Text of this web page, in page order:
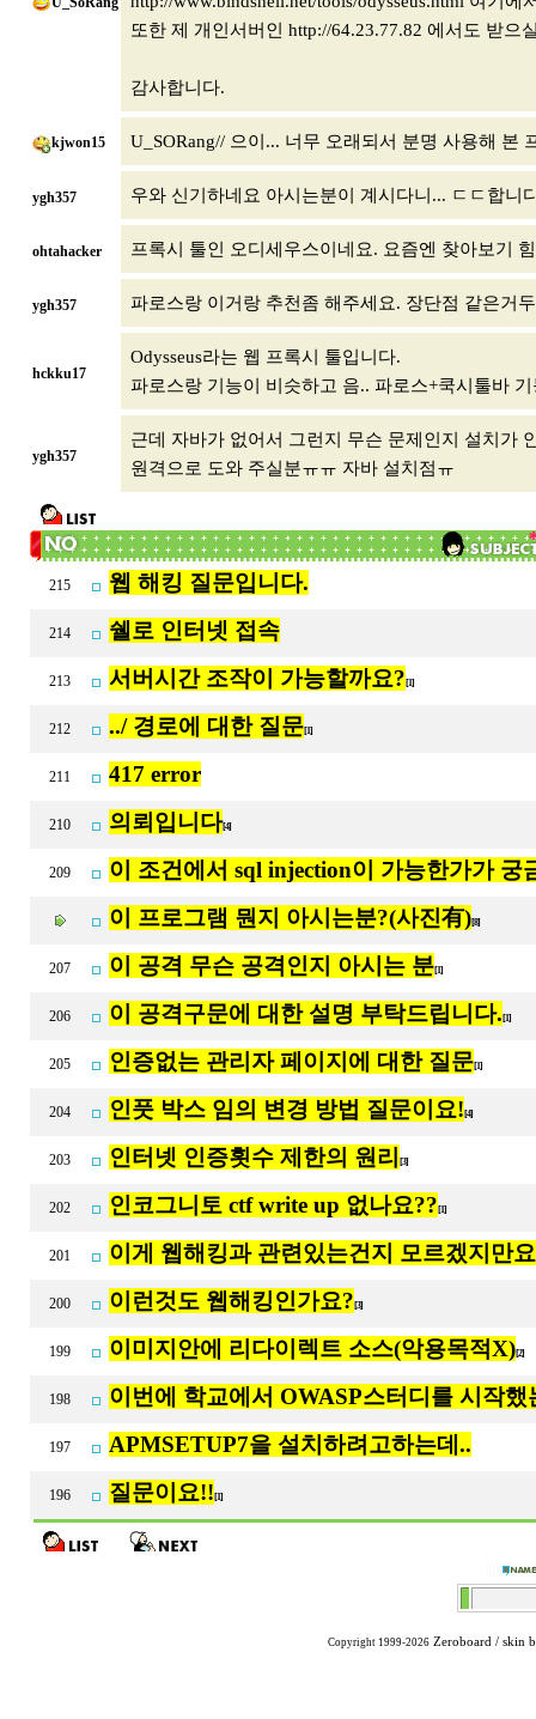
또한 제 개인서버인 http://64.23.77.82 에서도 받으
감사합니다.
kjwon15 U_SORang// 으이... 너무 오래되서 분명 사용해 본
ygh357 우와 신기하네요 아시는분이 계시다니... ㄷㄷ합니
ohtahacker 프록시 툴인 오디세우스이네요. 요즘엔 찾아보기
ygh357 파로스랑 이거랑 추천좀 해주세요. 장단점 같은거
hckku17
Odysseus라는 웹 프록시 툴입니다.
파로스랑 기능이 비슷하고 음.. 파로스+쿡시툴바
ygh357
근데 자바가 없어서 그런지 무슨 문제인지 설치가
원격으로 도와 주실분ㅠㅠ 자바 설치점ㅠ
215 웹 해킹 질문입니다.
214 쉘로 인터넷 접속
213 서버시간 조작이 가능할까요? [1]
212 ../ 경로에 대한 질문[1]
211 417 error
210 의뢰입니다[4]
209
이 조건에서 sql injection이 가능한가가 궁
이 프로그램 뭔지 아시는분?(사진有)[8]
207 이 공격 무슨 공격인지 아시는 분[1]
206 이 공격구문에 대한 설명 부탁드립니다. [1]
205 인증없는 관리자 페이지에 대한 질문[1]
204 인풋 박스 임의 변경 방법 질문이요! [4]
203 인터넷 인증횟수 제한의 원리 [3]
202 인코그니토 ctf write up 없나요?? [1]
201 이게 웹해킹과 관련있는건지 모르겠지만요
200 이런것도 웹해킹인가요? [3]
199 이미지안에 리다이렉트 소스(악용목적X)[2]
198 이번에 학교에서 OWASP스터디를 시작
197 APMSETUP7을 설치하려고하는데..
196 질문이요!! [1]
Copyright 1999-2026 Zeroboard / skin